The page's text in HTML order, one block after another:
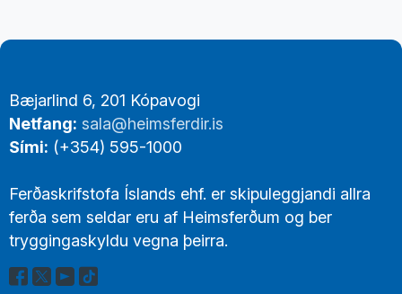
Links
Bæjarlind 6, 201 Kópavogi
Netfang: sala@heimsferdir.is
Sími: (+354) 595-1000
Ferðaskrifstofa Íslands ehf. er skipuleggjandi allra
ferða sem seldar eru af Heimsferðum og ber
tryggingaskyldu vegna þeirra.